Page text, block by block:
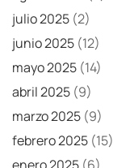
julio 2025 (2)
junio 2025 (12)
mayo 2025 (14)
abril 2025 (9)
marzo 2025 (9)
febrero 2025 (15)
enero 2025 (6)